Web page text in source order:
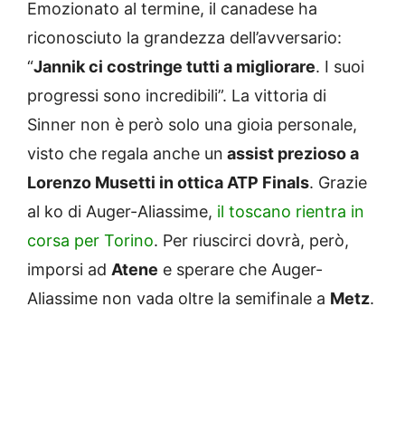
Emozionato al termine, il canadese ha
riconosciuto la grandezza dell’avversario:
“Jannik ci costringe tutti a migliorare. I suoi
progressi sono incredibili”. La vittoria di
Sinner non è però solo una gioia personale,
visto che regala anche un assist prezioso a
Lorenzo Musetti in ottica ATP Finals. Grazie
al ko di Auger-Aliassime, il toscano rientra in
corsa per Torino. Per riuscirci dovrà, però,
imporsi ad Atene e sperare che Auger-
Aliassime non vada oltre la semifinale a Metz.